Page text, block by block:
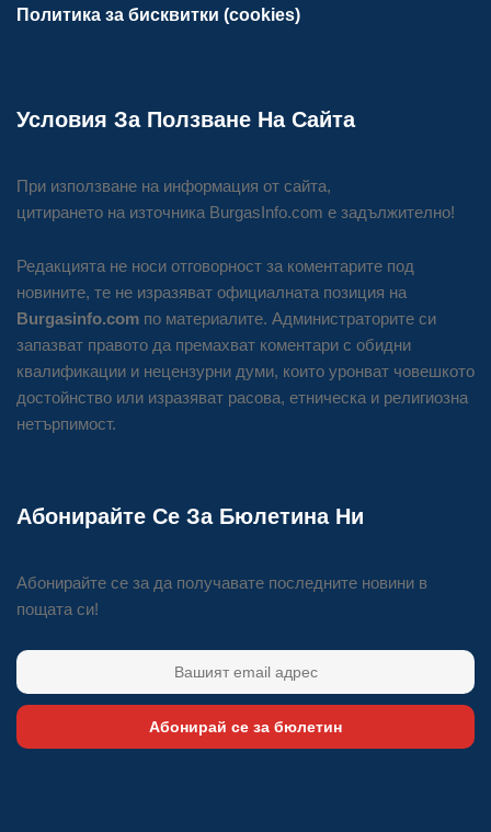
Политика за бисквитки (cookies)
Условия За Ползване На Сайта
При използване на информация от сайта,
цитирането на източника BurgasInfo.com е задължително!
Редакцията не носи отговорност за коментарите под
новините, те не изразяват официалната позиция на
Burgasinfo.com по материалите. Администраторите си
запазват правото да премахват коментари с обидни
квалификации и нецензурни думи, които уронват човешкото
достойнство или изразяват расова, етническа и религиозна
нетърпимост.
Абонирайте Се За Бюлетина Ни
Абонирайте се за да получавате последните новини в
пощата си!
Абонирай се за бюлетин